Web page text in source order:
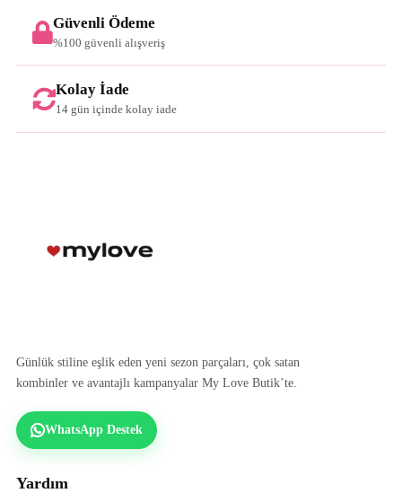
Güvenli Ödeme
%100 güvenli alışveriş
Kolay İade
14 gün içinde kolay iade
Günlük stiline eşlik eden yeni sezon parçaları, çok satan
kombinler ve avantajlı kampanyalar My Love Butik’te.
WhatsApp Destek
Yardım